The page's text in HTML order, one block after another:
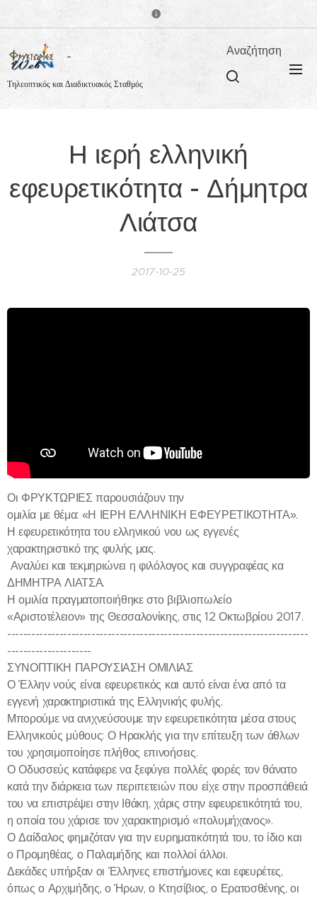
Τηλεοπτικός και Διαδικτυακός Σταθμός
Αναζήτηση
Η ιερή ελληνική
εφευρετικότητα - Δήμητρα
Λιάτσα
2017-10-25
Οι ΦΡΥΚΤΩΡΙΕΣ παρουσιάζουν την
ομιλία με θέμα: «Η ΙΕΡΗ ΕΛΛΗΝΙΚΗ ΕΦΕΥΡΕΤΙΚΟΤΗΤΑ».
Η εφευρετικότητα του ελληνικού νου ως εγγενές
χαρακτηριστικό της φυλής μας.
Αναλύει και τεκμηριώνει η φιλόλογος και συγγραφέας κα
ΔΗΜΗΤΡΑ ΛΙΑΤΣΑ.
Η ομιλία πραγματοποιήθηκε στο βιβλιοπωλείο
«Αριστοτέλειον» της Θεσσαλονίκης, στις 12 Οκτωβρίου 2017.
---------------------------------------------------------------------------
---------------------
ΣΥΝΟΠΤΙΚΗ ΠΑΡΟΥΣΙΑΣΗ ΟΜΙΛΙΑΣ
Ο Έλλην νούς είναι εφευρετικός και αυτό είναι ένα από τα
εγγενή χαρακτηριστικά της Ελληνικής φυλής.
Μπορούμε να ανιχνεύσουμε την εφευρετικότητα μέσα στους
Ελληνικούς μύθους: Ο Ηρακλής για την επίτευξη των άθλων
του χρησιμοποίησε πλήθος επινοήσεις.
Ο Οδυσσεύς κατάφερε να ξεφύγει πολλές φορές τον θάνατο
κατά την διάρκεια των περιπετειών που είχε στην προσπάθειά
του να επιστρέψει στην Ιθάκη, χάρις στην εφευρετικότητά του,
η οποία του χάρισε τον χαρακτηρισμό «πολυμήχανος».
Ο Δαίδαλος φημιζόταν για την ευρηματικότητά του, το ίδιο και
ο Προμηθέας, ο Παλαμήδης και πολλοί άλλοι.
Δεκάδες υπήρξαν οι Έλληνες επιστήμονες και εφευρέτες,
όπως ο Αρχιμήδης, ο Ήρων, ο Κτησίβιος, ο Ερατοσθένης, οι